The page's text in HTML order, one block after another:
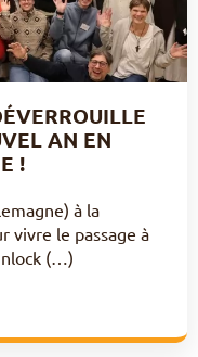
AN EN
!
à la
vivre le passage à
(…)